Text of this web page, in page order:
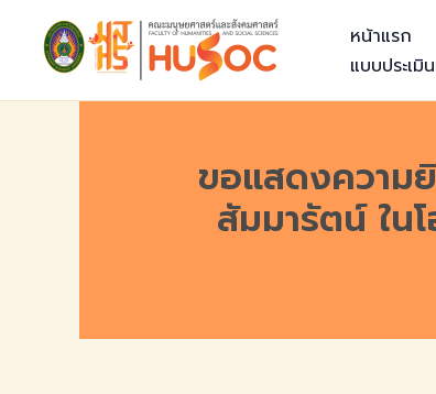
content
หน้าแรก
แบบประเมิ
ขอแสดงความ
สัมมารัตน์ ใน